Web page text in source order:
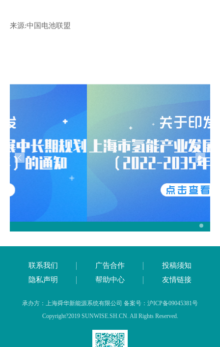
来源:中国电池联盟
联系我们 广告合作
投稿须知
隐私声明
帮助中心 友情链接
承办方：上海舜华新能源系统有限公司 备案号：沪ICP备09045381号
Copyright?2019 SUNWISE.SH.CN. All Rights Reserved.